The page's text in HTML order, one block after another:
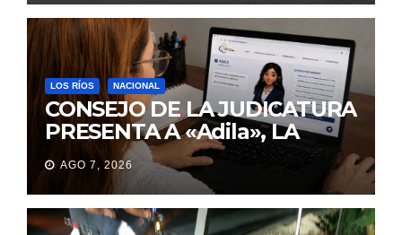
LOS RÍOS NACIONAL
CONSEJO DE LA JUDICATURA
PRESENTA A «Adila», LA
ASISTENTE VIRTUAL QUE
ORIENTA A LA CIUDADANÍA
SOBRE TRÁMITES
JUDICIALES
AGO 7, 2026